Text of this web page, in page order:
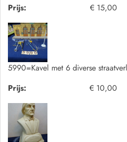
Prijs:
€ 15,00
5990=Kavel met 6 diverse
Prijs:
€ 10,00